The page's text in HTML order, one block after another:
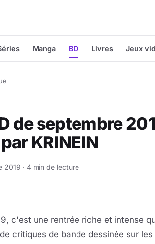
Manga BD Livres Jeux
de septembre
KRINEIN
2019 · 4 min de lecture
c'est une rentrée riche et intense
critiques de bande dessinée sur